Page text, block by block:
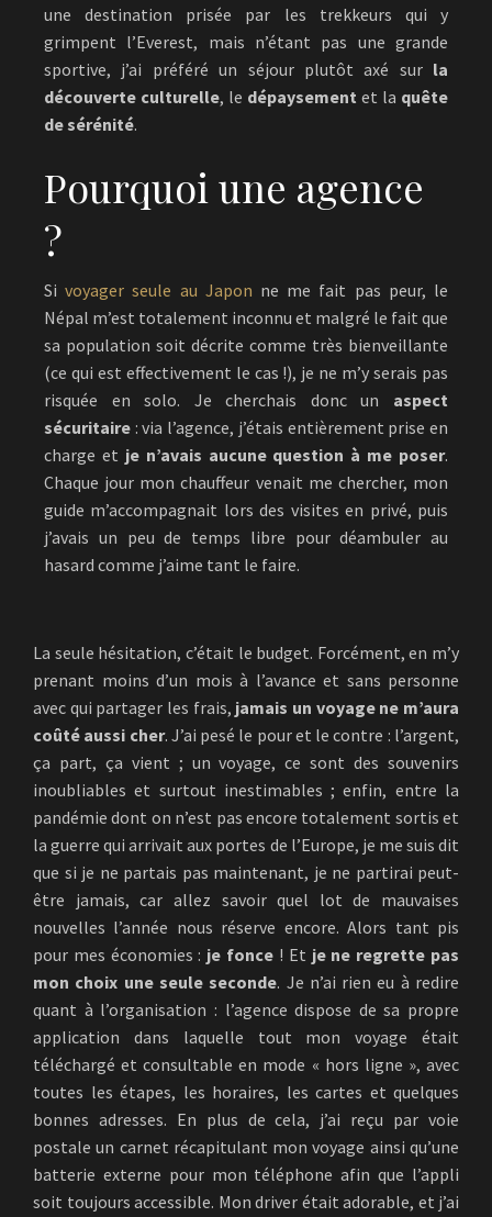
une destination prisée par les trekkeurs qui y
grimpent l’Everest, mais n’étant pas une grande
sportive, j’ai préféré un séjour plutôt axé sur la
découverte culturelle, le dépaysement et la quête
de sérénité.
Pourquoi une agence
?
Sivoyager seule au Japon ne me fait pas peur, le
Népal m’est totalement inconnu et malgré le fait que
sa population soit décrite comme très bienveillante
(ce qui est effectivement le cas !), je ne m’y serais pas
risquée en solo. Je cherchais donc un aspect
sécuritaire : via l’agence, j’étais entièrement prise en
charge et je n’avais aucune question à me poser.
Chaque jour mon chauffeur venait me chercher, mon
guide m’accompagnait lors des visites en privé, puis
j’avais un peu de temps libre pour déambuler au
hasard comme j’aime tant le faire.
La seule hésitation, c’était le budget. Forcément, en m’y
prenant moins d’un mois à l’avance et sans personne
avec qui partager les frais, jamais un voyage ne m’aura
coûté aussi cher. J’ai pesé le pour et le contre : l’argent,
ça part, ça vient ; un voyage, ce sont des souvenirs
inoubliables et surtout inestimables ; enfin, entre la
pandémie dont on n’est pas encore totalement sortis et
la guerre qui arrivait aux portes de l’Europe, je me suis dit
que si je ne partais pas maintenant, je ne partirai peut-
être jamais, car allez savoir quel lot de mauvaises
nouvelles l’année nous réserve encore. Alors tant pis
pour mes économies : je fonce ! Et je ne regrette pas
mon choix une seule seconde. Je n’ai rien eu à redire
quant à l’organisation : l’agence dispose de sa propre
application dans laquelle tout mon voyage était
téléchargé et consultable en mode « hors ligne », avec
toutes les étapes, les horaires, les cartes et quelques
bonnes adresses. En plus de cela, j’ai reçu par voie
postale un carnet récapitulant mon voyage ainsi qu’une
batterie externe pour mon téléphone afin que l’appli
soit toujours accessible. Mon driver était adorable, et j’ai